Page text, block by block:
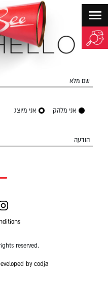
שם מלא
אני מלהק אני מיוצג
הודעה
reserved.
by codja